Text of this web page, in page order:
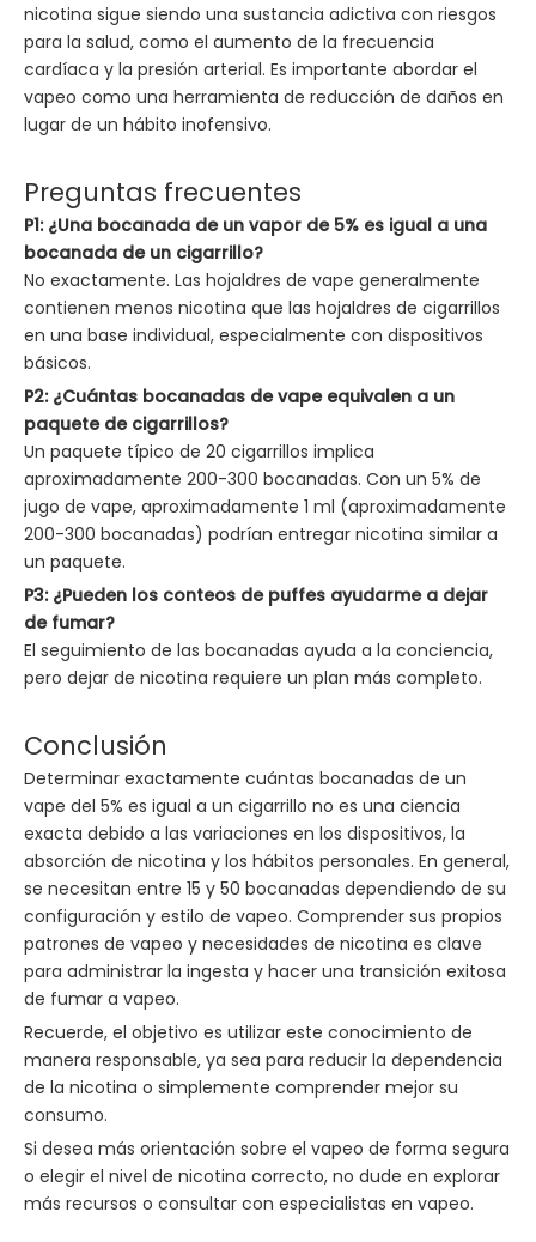
nicotina sigue siendo una sustancia adictiva con riesgos
para la salud, como el aumento de la frecuencia
cardíaca y la presión arterial. Es importante abordar el
vapeo como una herramienta de reducción de daños en
lugar de un hábito inofensivo.
Preguntas frecuentes
P1: ¿Una bocanada de un vapor de 5% es igual a una
bocanada de un cigarrillo?
No exactamente. Las hojaldres de vape generalmente
contienen menos nicotina que las hojaldres de cigarrillos
en una base individual, especialmente con dispositivos
básicos.
P2: ¿Cuántas bocanadas de vape equivalen a un
paquete de cigarrillos?
Un paquete típico de 20 cigarrillos implica
aproximadamente 200-300 bocanadas. Con un 5% de
jugo de vape, aproximadamente 1 ml (aproximadamente
200-300 bocanadas) podrían entregar nicotina similar a
un paquete.
P3: ¿Pueden los conteos de puffes ayudarme a dejar
de fumar?
El seguimiento de las bocanadas ayuda a la conciencia,
pero dejar de nicotina requiere un plan más completo.
Conclusión
Determinar exactamente cuántas bocanadas de un
vape del 5% es igual a un cigarrillo no es una ciencia
exacta debido a las variaciones en los dispositivos, la
absorción de nicotina y los hábitos personales. En general,
se necesitan entre 15 y 50 bocanadas dependiendo de su
configuración y estilo de vapeo. Comprender sus propios
patrones de vapeo y necesidades de nicotina es clave
para administrar la ingesta y hacer una transición exitosa
de fumar a vapeo.
Recuerde, el objetivo es utilizar este conocimiento de
manera responsable, ya sea para reducir la dependencia
de la nicotina o simplemente comprender mejor su
consumo.
Si desea más orientación sobre el vapeo de forma segura
o elegir el nivel de nicotina correcto, no dude en explorar
más recursos o consultar con especialistas en vapeo.